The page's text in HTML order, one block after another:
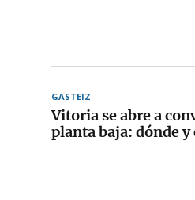
GASTEIZ
Vitoria se abre a
planta baja: dónde y